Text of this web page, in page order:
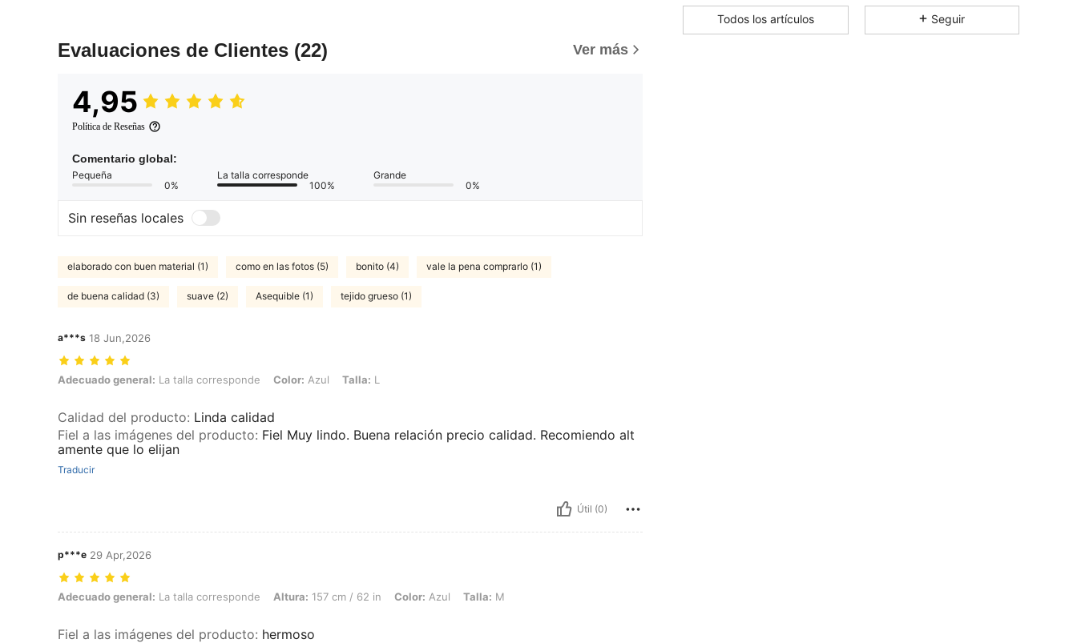
Evaluaciones de Clientes (22) Ver más
4,95
Política de Reseñas
Comentario global:
Pequeña
0%
La talla corresponde
100%
Grande
0%
Sin reseñas locales
elaborado con buen material (1) como en las fotos (5) bonito (4) vale la pena comprarlo (1)
de buena calidad (3) suave (2) Asequible (1) tejido grueso (1)
a***s 18 Jun,2026
Adecuado general: La talla corresponde, Color: Azul, Talla: L
Adecuado general: La talla corresponde Color: Azul Talla: L
Calidad del producto: Linda calidad
Fiel a las imágenes del producto: Fiel Muy lindo. Buena relación precio calidad. Recomiendo alt
amente que lo elijan
Traducir
Útil (0)
p***e 29 Apr,2026
Adecuado general: La talla corresponde, Altura: 157 cm / 62 in, Color: Azul, Talla: M
Adecuado general: La talla corresponde Altura: 157 cm / 62 in Color: Azul Talla: M
Fiel a las imágenes del producto: hermoso
Todos los artículos Seguir